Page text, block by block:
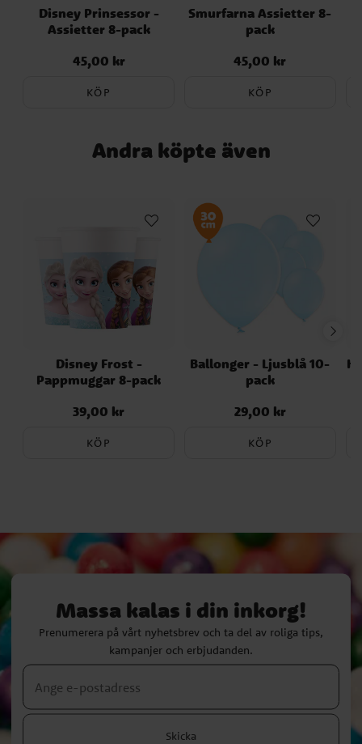
Disney Prinsessor -
Assietter 8-pack
Pris:45,00 kr
45,00 kr
KÖP
Smurfarna Assietter 8-
pack
Pris:45,00 kr
45,00 kr
KÖP
Andra köpte även
Disney Frost -
Pappmuggar 8-pack
Pris:39,00 kr
39,00 kr
KÖP
Ballonger - Ljusblå 10-
pack
Pris:29,00 kr
29,00 kr
KÖP
Massa kalas i din inkorg!
Prenumerera på vårt nyhetsbrev och ta del av roliga tips,
kampanjer och erbjudanden.
Skicka